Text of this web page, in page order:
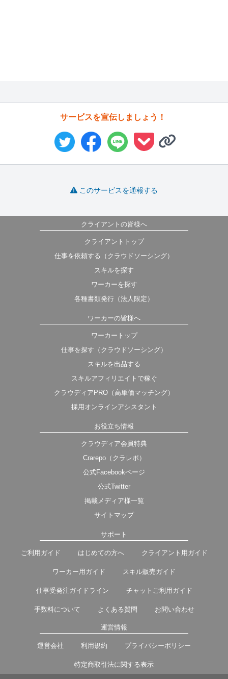
サービスを宣伝しましょう！
このサービスを通報する
クライアントの皆様へ
クライアントトップ
仕事を依頼する（クラウドソーシング）
スキルを探す
ワーカーを探す
各種書類発行（法人限定）
ワーカーの皆様へ
ワーカートップ
仕事を探す（クラウドソーシング）
スキルを出品する
スキルアフィリエイトで稼ぐ
クラウディアPRO（高単価マッチング）
採用オンラインアシスタント
お役立ち情報
クラウディア会員特典
Crarepo（クラレポ）
公式Facebookページ
公式Twitter
掲載メディア様一覧
サイトマップ
サポート
ご利用ガイド はじめての方へ クライアント用ガイド
ワーカー用ガイド スキル販売ガイド
仕事受発注ガイドライン チャットご利用ガイド
手数料について よくある質問 お問い合わせ
運営情報
運営会社 利用規約 プライバシーポリシー
特定商取引法に関する表示